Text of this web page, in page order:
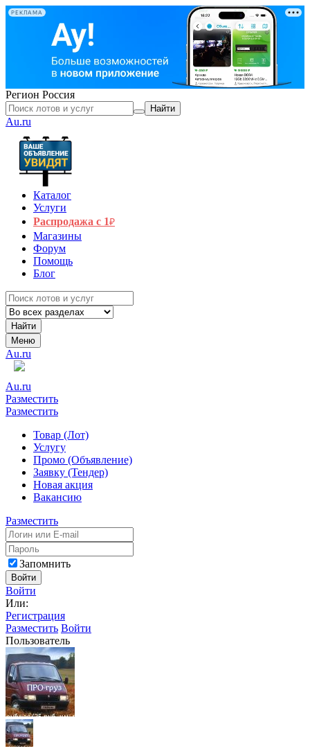
РЕКЛАМА
Регион Россия
Найти
Au.ru
Каталог
Услуги
Распродажа с 1₽
Магазины
Форум
Помощь
Блог
Найти
Меню
Au.ru
Au.ru
Разместить
Разместить
Товар (Лот)
Услугу
Промо (Объявление)
Заявку (Тендер)
Новая акция
Вакансию
Разместить
Запомнить
Войти
Войти
Или:
Регистрация
Разместить Войти
Пользователь